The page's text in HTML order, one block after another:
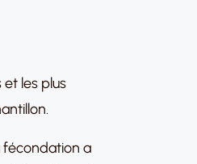
les plus
fécondation a